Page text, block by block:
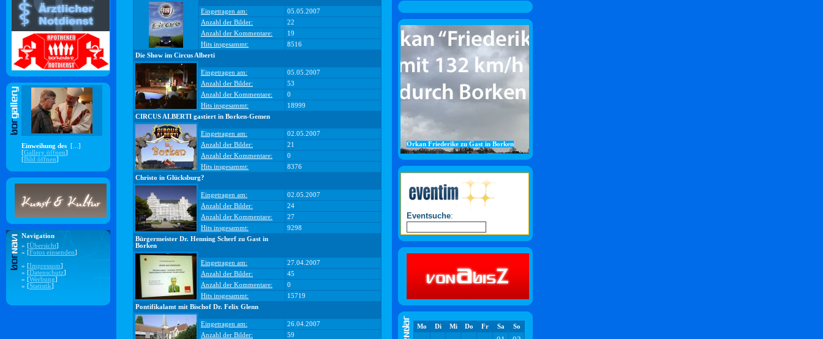
Einweihung des
[...]
[Gallery öffnen]
[Bild öffnen]
Navigation
» [Übersicht]
» [Fotos einsenden]
» [Impressum]
» [Datenschutz]
» [Werbung]
» [Statistik]
Eingetragen am:
05.05.2007
Anzahl der Bilder:
22
Anzahl der Kommentare:
19
Hits insgesammt:
8516
Die Show im Circus Alberti
Eingetragen am:
05.05.2007
Anzahl der Bilder:
53
Anzahl der Kommentare:
0
Hits insgesammt:
18999
CIRCUS ALBERTI gastiert in Borken-Gemen
Eingetragen am:
02.05.2007
Anzahl der Bilder:
21
Anzahl der Kommentare:
0
Hits insgesammt:
8376
Christo in Glücksburg?
Eingetragen am:
02.05.2007
Anzahl der Bilder:
24
Anzahl der Kommentare:
27
Hits insgesammt:
9298
Bürgermeister Dr. Henning Scherf zu Gast in
Borken
Eingetragen am:
27.04.2007
Anzahl der Bilder:
45
Anzahl der Kommentare:
0
Hits insgesammt:
15719
Pontifikalamt mit Bischof Dr. Felix Glenn
Eingetragen am:
26.04.2007
Anzahl der Bilder:
59
Orkan Friederike zu Gast in Borken
Eventsuche:
Mo Di Mi Do Fr Sa So